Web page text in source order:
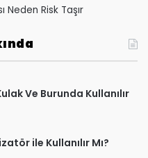
Neden Risk Taşır
Ve Burunda Kullanılır
ile Kullanılır Mı?